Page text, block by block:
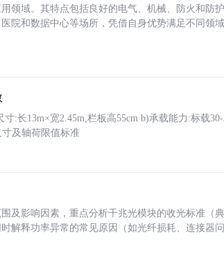
领域。其特点包括良好的电气、机械、防火和防
院和数据中心等场所，凭借自身优势满足不同领
:长13m×宽2.45m,栏板高55cm b)承载能力:标载
及轴荷限值标准
及影响因素，重点分析千兆光模块的收光标准（
解释功率异常的常见原因（如光纤损耗、连接器